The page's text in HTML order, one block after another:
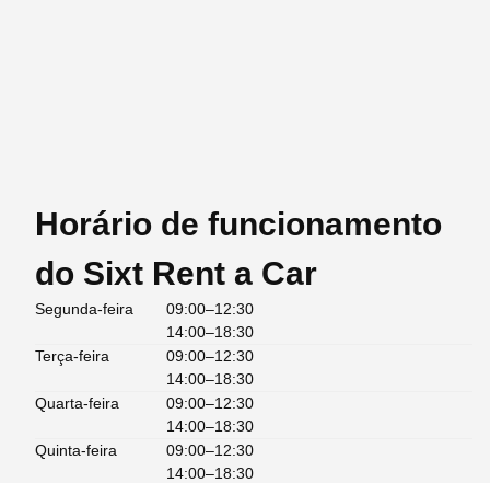
Horário de funcionamento
do Sixt Rent a Car
Segunda-feira
09:00–12:30
14:00–18:30
Terça-feira
09:00–12:30
14:00–18:30
Quarta-feira
09:00–12:30
14:00–18:30
Quinta-feira
09:00–12:30
14:00–18:30